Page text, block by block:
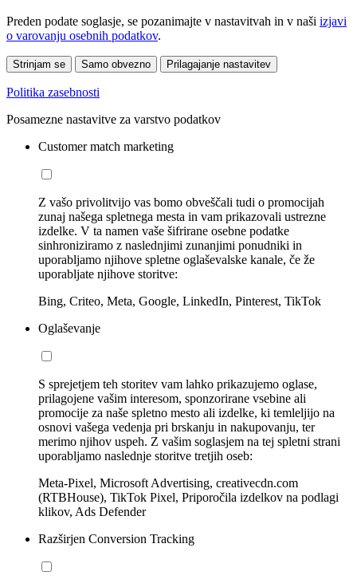
Preden podate soglasje, se pozanimajte v nastavitvah in v naši izjavi
o varovanju osebnih podatkov.
Strinjam se Samo obvezno Prilagajanje nastavitev
Politika zasebnosti
Posamezne nastavitve za varstvo podatkov
Customer match marketing
Z vašo privolitvijo vas bomo obveščali tudi o promocijah
zunaj našega spletnega mesta in vam prikazovali ustrezne
izdelke. V ta namen vaše šifrirane osebne podatke
sinhroniziramo z naslednjimi zunanjimi ponudniki in
uporabljamo njihove spletne oglaševalske kanale, če že
uporabljate njihove storitve:
Bing, Criteo, Meta, Google, LinkedIn, Pinterest, TikTok
Oglaševanje
S sprejetjem teh storitev vam lahko prikazujemo oglase,
prilagojene vašim interesom, sponzorirane vsebine ali
promocije za naše spletno mesto ali izdelke, ki temleljijo na
osnovi vašega vedenja pri brskanju in nakupovanju, ter
merimo njihov uspeh. Z vašim soglasjem na tej spletni strani
uporabljamo naslednje storitve tretjih oseb:
Meta-Pixel, Microsoft Advertising, creativecdn.com
(RTBHouse), TikTok Pixel, Priporočila izdelkov na podlagi
klikov, Ads Defender
Razširjen Conversion Tracking